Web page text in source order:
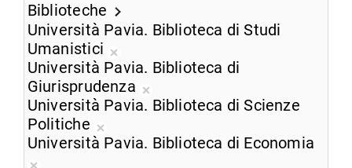
corrente
ricerca
Biblioteche
Università Pavia. Biblioteca di Studi
Umanistici
Rimuovi
dalla
ricerca
Università Pavia. Biblioteca di
Giurisprudenza
Rimuovi
ricerca
Università Pavia. Biblioteca di Scienze
Politiche
Rimuovi
Università Pavia. Biblioteca di Economia